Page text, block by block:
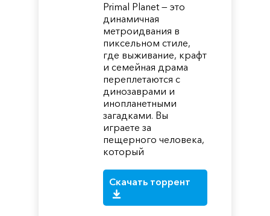
Primal Planet — это
динамичная
метроидвания в
пиксельном стиле,
где выживание, крафт
и семейная драма
переплетаются с
динозаврами и
инопланетными
загадками. Вы
играете за
пещерного человека,
который
Скачать торрент